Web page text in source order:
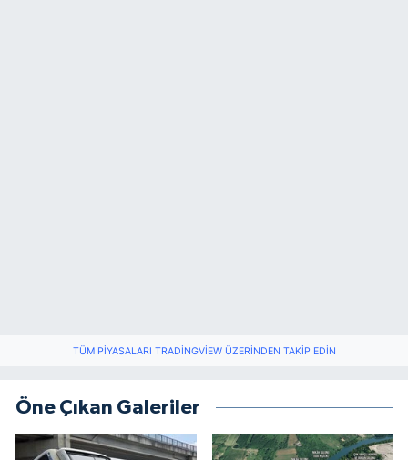
TÜM PIYASALARI TRADINGVIEW ÜZERINDEN TAKIP EDIN
Öne Çıkan Galeriler